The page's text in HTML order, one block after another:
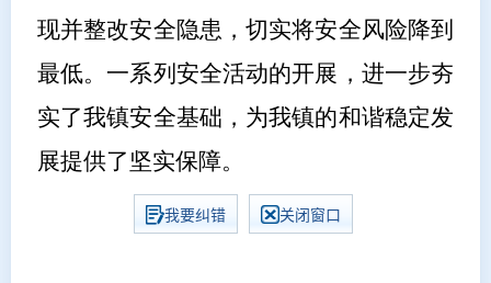
现并整改安全隐患，切实将安全风险降到
最低。一系列安全活动的开展，进一步夯
实了我镇安全基础，为我镇的和谐稳定发
展提供了坚实保障。
我要纠错 关闭窗口